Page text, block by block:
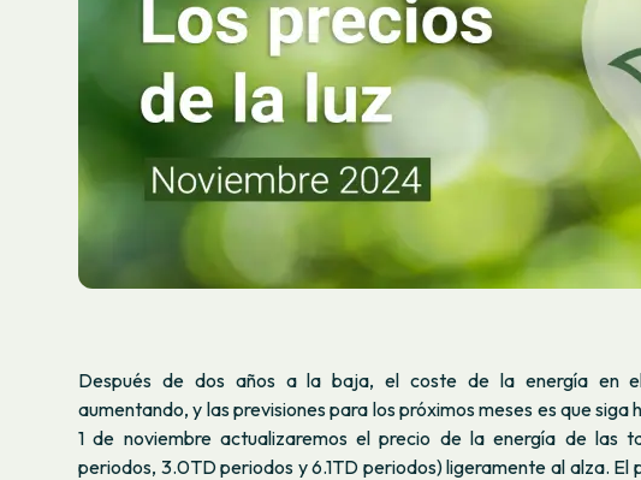
Después de dos años a la baja, el coste de la energía en
aumentando, y las previsiones para los próximos meses es que siga
1 de noviembre actualizaremos el precio de la energía de las
periodos, 3.0TD periodos y 6.1TD periodos) ligeramente al alza. El